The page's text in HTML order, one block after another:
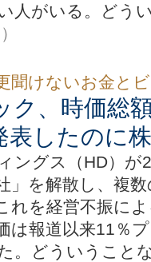
人がいる。どう
聞けないお金と
ク、時価総
表したのに
ングス（HD）が
」を解散し、複
れを経営不振に
は報道以来11％
。どういうこと